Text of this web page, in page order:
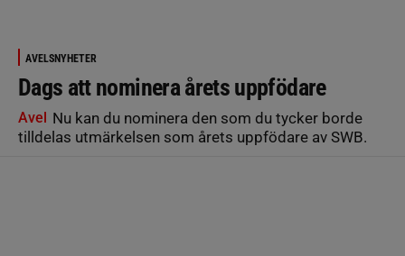
AVELSNYHETER
Dags att nominera årets uppfödare
Avel Nu kan du nominera den som du tycker borde
tilldelas utmärkelsen som årets uppfödare av SWB.